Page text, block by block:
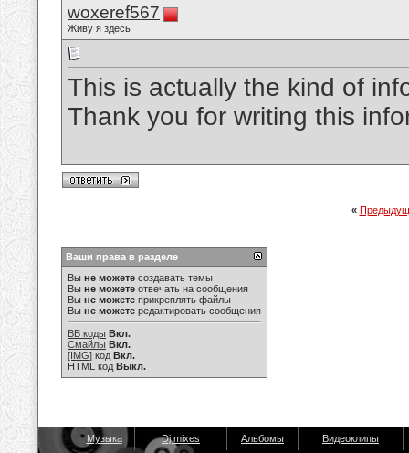
woxeref567
Живу я здесь
This is actually the kind of
Thank you for writing this
«
Ваши права в разделе
Вы не можете создавать темы
Вы не можете отвечать на сообщения
Вы не можете прикреплять файлы
Вы не можете редактировать сообщения
BB коды Вкл.
Смайлы Вкл.
[IMG] код Вкл.
HTML код Выкл.
Музыка Dj mixes Альбомы Видеоклипы